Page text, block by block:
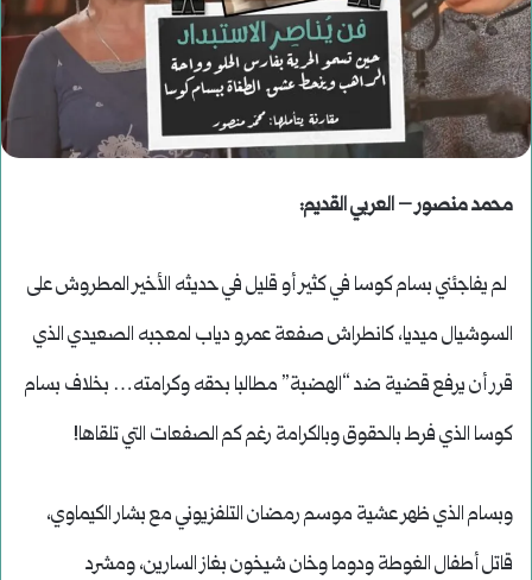
محمد منصور – العربي القديم:
لم يفاجئني بسام كوسا في كثير أو قليل في حديثه الأخير المطروش على
السوشيال ميديا، كانطراش صفعة عمرو دياب لمعجبه الصعيدي الذي
قرر أن يرفع قضية ضد “الهضبة” مطالبا بحقه وكرامته… بخلاف بسام
كوسا الذي فرط بالحقوق وبالكرامة رغم كم الصفعات التي تلقاها!
وبسام الذي ظهر عشية موسم رمضان التلفزيوني مع بشار الكيماوي،
قاتل أطفال الغوطة ودوما وخان شيخون بغاز السارين، ومشرد